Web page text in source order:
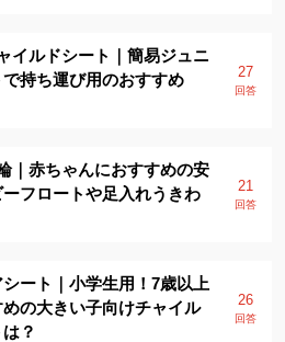
イルドシート｜簡易ジュニ
持ち運び用のおすすめ
27
回答
｜赤ちゃんにおすすめの安
フロートや足入れうきわ
21
回答
ート｜小学生用！7歳以上
の大きい子向けチャイル
？
26
回答